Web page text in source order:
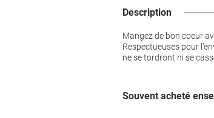
Description
Mangez de bon coeur
Respectueuses pour
ne se tordront ni se
Souvent acheté